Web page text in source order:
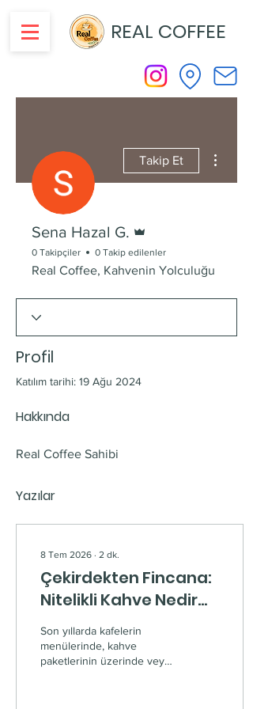
REAL COFFEE
Takip Et
Sena Hazal G.
0 Takipçiler 0 Takip edilenler
Real Coffee, Kahvenin Yolculuğu
Profil
Katılım tarihi: 19 Ağu 2024
Hakkında
Real Coffee Sahibi
Yazılar
8 Tem 2026 ∙ 2 dk.
Çekirdekten Fincana:
Nitelikli Kahve Nedir
ve Neden Standart
Kahveden Farklıdır?
Son yıllarda kafelerin
menülerinde, kahve
paketlerinin üzerinde veya